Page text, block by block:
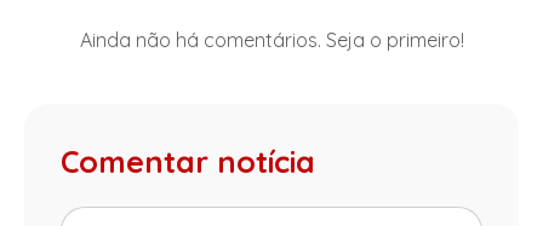
Ainda não há comentários. Seja o primeiro!
Comentar notícia